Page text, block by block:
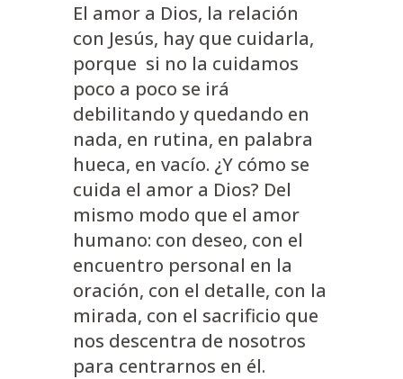
El amor a Dios, la relación
con Jesús, hay que cuidarla,
porque si no la cuidamos
poco a poco se irá
debilitando y quedando en
nada, en rutina, en palabra
hueca, en vacío. ¿Y cómo se
cuida el amor a Dios? Del
mismo modo que el amor
humano: con deseo, con el
encuentro personal en la
oración, con el detalle, con la
mirada, con el sacrificio que
nos descentra de nosotros
para centrarnos en él.